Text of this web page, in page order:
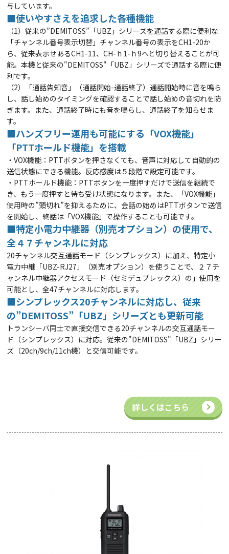
与しています。
■使いやすさえを追求した各種機能
（1）従来の”DEMITOSS”「UBZ」シリーズを通話する際に便利な
「チャンネル番号表示切替」 チャンネル番号の表示をCH1-20か
ら、従来表示せあるCH1-11、CH-ｈ1-ｈ9へと切り替えることが可
能。本機と従来の"DEMITOSS"「UBZ」シリーズで通話する際に便
利です。
（2）「通話告知音」（通話開始-通話終了） 通話開始時に音を鳴ら
し、話し始めのタイミングを確認することで話し始めの音切れを防
ぎます。また、通話終了時にも音を鳴らし、通話終了を知らせま
す。
■ハンズフリー運用も可能にする「VOX機能」
「PTTホールド機能」を搭載
・VOX機能：PTTボタンを押さなくても、音声に対応して自動的の
送信状態にできる機能。反応感度は５段階で設定可能です。
・PTTホールド機能：PTTボタンを一度押すだけで送信を継続で
き、もう一度押すと待ち受け状態になります。また、「VOX機能」
使用時の”頭切れ”を抑えるため に、会話の始めはPTTボタンで送信
を開始し、終話は「VOX機能」で操作することも可能です。
■特定小電力中継器（別売オプション）の使用で、
全４７チャンネルに対応
20チャンネル交互通話モード（シンプレックス）に加え、特定小
電力中継「UBZ-RJ27」（別売オプション）を使うことで、２７チ
ャンネル中継器アクセスモード （セミデュプレックス）の」使用を
可能とし、全47チャンネルに対応します。
■シンプレックス20チャンネルに対応し、従来
の”DEMITOSS”「UBZ」シリーズとも更新可能
トランシーバ同士で直接交信できる20チャンネルの交互通話モー
ド（シンプレックス）に対応。従来の"DEMITOSS"「UBZ」シリー
ズ（20ch/9ch/11ch機）と交信可能です。
詳しくはこちら